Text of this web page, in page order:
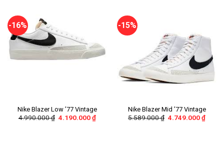
-16%
Nike Blazer Low ’77 Vintage
4.990.000₫ 4.190.000₫
-15%
Nike Blazer Mid ’77 Vintage
5.589.000₫ 4.749.000₫